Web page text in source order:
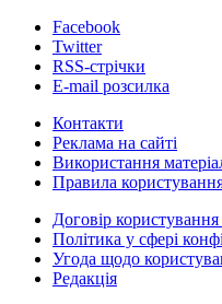
Facebook
Twitter
RSS-стрічки
E-mail розсилка
Контакти
Реклама на сайті
Використання
Правила
Договір
Політика у сфері
Угода щодо
Редакція